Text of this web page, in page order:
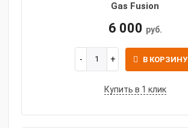
Gas Fusion
6 000 руб.
В КОРЗИНУ
Купить в 1 клик